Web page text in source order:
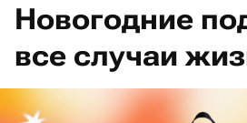
Новогодние
все случаи